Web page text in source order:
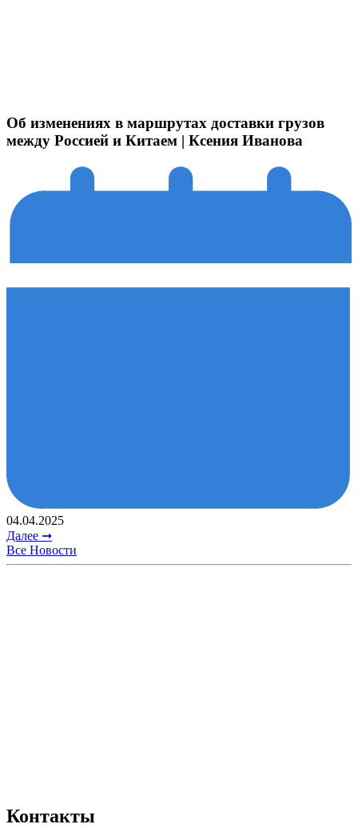
Об изменениях в маршрутах доставки грузов
между Россией и Китаем | Ксения Иванова
04.04.2025
Далее ➞
Все Новости
Контакты